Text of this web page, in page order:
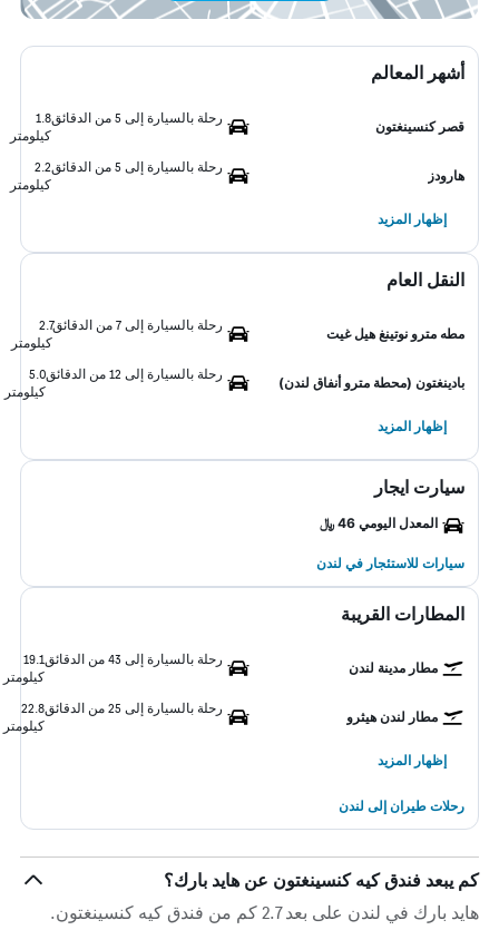
أشهر المعالم
قصر كنسينغتون
رحلة بالسيارة إلى 5 من الدقائق
1.8
كيلومتر
هارودز
رحلة بالسيارة إلى 5 من الدقائق
2.2
كيلومتر
إظهار المزيد
النقل العام
مطه مترو نوتينغ هيل غيت
رحلة بالسيارة إلى 7 من الدقائق
2.7
كيلومتر
بادينغتون (محطة مترو أنفاق لندن)
رحلة بالسيارة إلى 12 من الدقائق
5.0
كيلومتر
إظهار المزيد
سيارت ايجار
المعدل اليومي 46 ﷼
سيارات للاستئجار في لندن
المطارات القريبة
مطار مدينة لندن
رحلة بالسيارة إلى 43 من الدقائق
19.1
كيلومتر
مطار لندن هيثرو
رحلة بالسيارة إلى 25 من الدقائق
22.8
كيلومتر
إظهار المزيد
رحلات طيران إلى لندن
كم يبعد فندق كيه كنسينغتون عن هايد بارك؟
هايد بارك في لندن على بعد 2.7 كم من فندق كيه كنسينغتون.